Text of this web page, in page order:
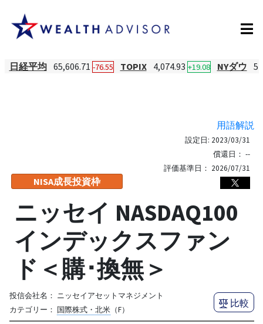
日経平均 65,606.71 -76.55 TOPIX 4,074.93 +19.08 NYダウ
用語解説
NISA成長投資枠
設定日: 2023/03/31
償還日： --
評価基準日： 2026/07/31
ニッセイ NASDAQ100
インデックスファン
ド＜購･換無＞
投信会社名： ニッセイアセットマネジメント
カテゴリー： 国際株式・北米（F）
比較